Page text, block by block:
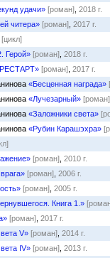
удачи» [роман] 2018 г.
читера» [роман] 2017 г.
[цикл]
Герой» [роман] 2018 г.
РЕСТАРТ» [роман] 2017 г.
«Бесценная награда»
«Лучезарный» [роман]
«Заложники света»
«Рубин Карашэхра»
[роман] 2010 г.
[роман] 2006 г.
[роман] 2005 г.
Книга 1.»
[роман] 2017 г.
V» [роман] 2014 г.
IV» [роман] 2013 г.